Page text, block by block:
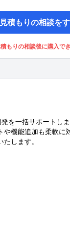
見積もりの相談を
積もりの相談後に購入で
を一括サポートしま
機能追加も柔軟に
します。